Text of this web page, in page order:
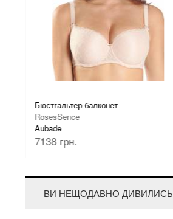
Бюстгальтер балконет
RosesSence
Aubade
7138 грн.
ВИ НЕЩОДАВНО ДИВИЛИСЬ